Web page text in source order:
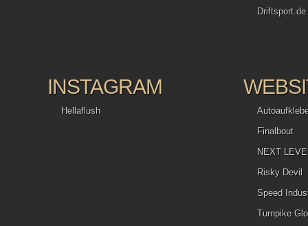
Driftsport.de
INSTAGRAM
Hellaflush
Finalbout
NEXT
Risky Devil
Speed
Turnpike